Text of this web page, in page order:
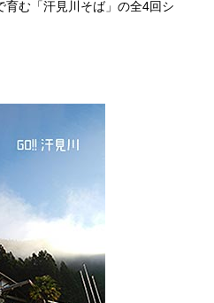
育む「汗見川そば」の全4回シ